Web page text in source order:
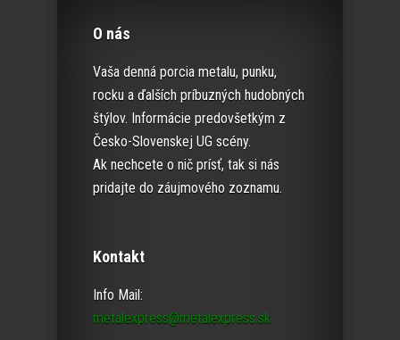
O nás
Vaša denná porcia metalu, punku,
rocku a ďalších príbuzných hudobných
štýlov. Informácie predovšetkým z
Česko-Slovenskej UG scény.
Ak nechcete o nič prísť, tak si nás
pridajte do záujmového zoznamu.
Kontakt
Info Mail:
metalexpress@metalexpress.sk